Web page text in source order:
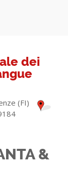
dei
(FI)
&